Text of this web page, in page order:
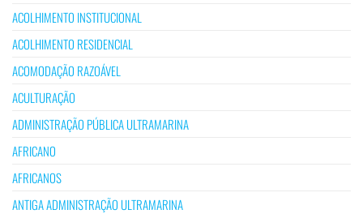
ACOLHIMENTO INSTITUCIONAL
ACOLHIMENTO RESIDENCIAL
ACOMODAÇÃO RAZOÁVEL
ACULTURAÇÃO
ADMINISTRAÇÃO PÚBLICA ULTRAMARINA
AFRICANO
AFRICANOS
ANTIGA ADMINISTRAÇÃO ULTRAMARINA